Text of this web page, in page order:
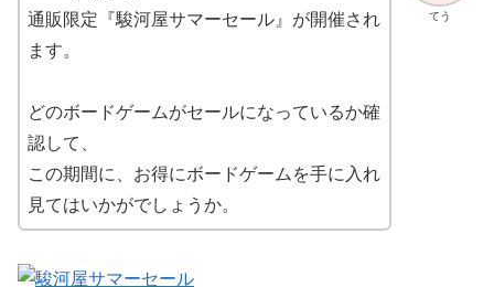
てう
通販限定『駿河屋サマーセール』が開催され
ます。
どのボードゲームがセールになっているか確
認して、
この期間に、お得にボードゲームを手に入れ
見てはいかがでしょうか。